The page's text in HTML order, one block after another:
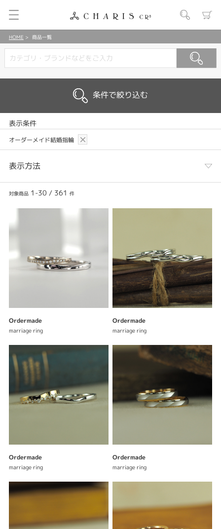
HOME 商品一覧
条件で絞り込む
表示条件
オーダーメイド結婚指輪
表示方法
表示列数
表示件数
対象商品 1-30 / 361 件
Ordermade
marriage ring
Ordermade
marriage ring
Ordermade
marriage ring
Ordermade
marriage ring